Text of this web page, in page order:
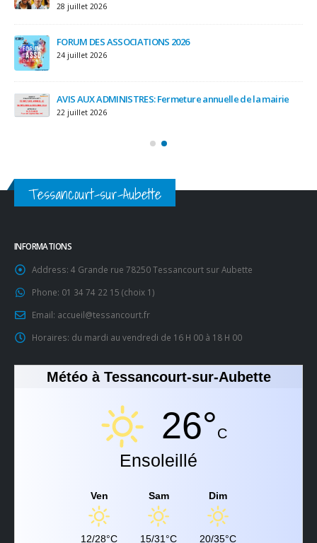
28 juillet 2026
FORUM DES ASSOCIATIONS 2026
24 juillet 2026
AVIS AUX ADMINISTRES: Fermeture annuelle de la mairie
22 juillet 2026
Tessancourt-sur-Aubette
INFORMATIONS
Address: 4 Grande rue 78250 Tessancourt sur Aubette
Phone: 01 34 74 22 15 (choix 1)
Email: accueil@tessancourt.fr
Horaires: du mardi au vendredi de 16 H 00 à 18 H 00
Météo à Tessancourt-sur-Aubette
26°C
Ensoleillé
Ven
12/28°C
Sam
15/31°C
Dim
20/35°C